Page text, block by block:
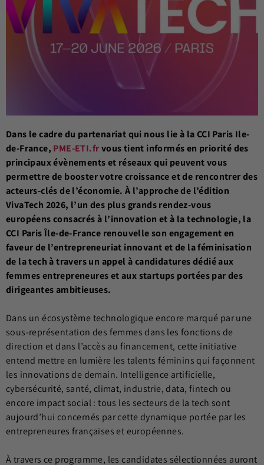
Dans le cadre du partenariat qui nous lie à la CCI Paris Ile-
de-France, PME-ETI.frvous tient informés en priorité des
principaux évènements et réseaux qui peuvent vous
permettre de booster votre croissance et de rencontrer des
acteurs-clés de l’économie.À l’approche de l’édition
VivaTech 2026, l’un des plus grands rendez-vous
européens consacrés à l’innovation et à la technologie, la
CCI Paris Île-de-France renouvelle son engagement en
faveur de l’entrepreneuriat innovant et de la féminisation
de la tech à travers un appel à candidatures dédié aux
femmes entrepreneures et aux startups portées par des
dirigeantes ambitieuses.
Dans un écosystème technologique encore marqué par une
sous-représentation des femmes dans les fonctions de
direction et dans l’accès au financement, cette initiative
entend mettre en lumière les talents féminins qui façonnent
les innovations de demain. Intelligence artificielle,
cybersécurité, santé, climat, industrie, data, fintech ou
encore impact social : tous les secteurs de la tech sont
aujourd’hui concernés par cette dynamique portée par les
entrepreneures françaises et européennes.
À travers ce programme, les candidates sélectionnées auront